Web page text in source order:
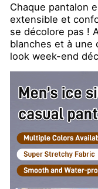
Chaque pantalon
extensible et
se décolore pas !
blanches et à une
look week-end